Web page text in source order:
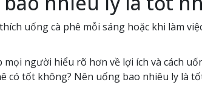
uống cà phê mỗi sáng hoặc khi làm
người hiểu rõ hơn về lợi ích và cách
có tốt không? Nên uống bao nhiêu ly là